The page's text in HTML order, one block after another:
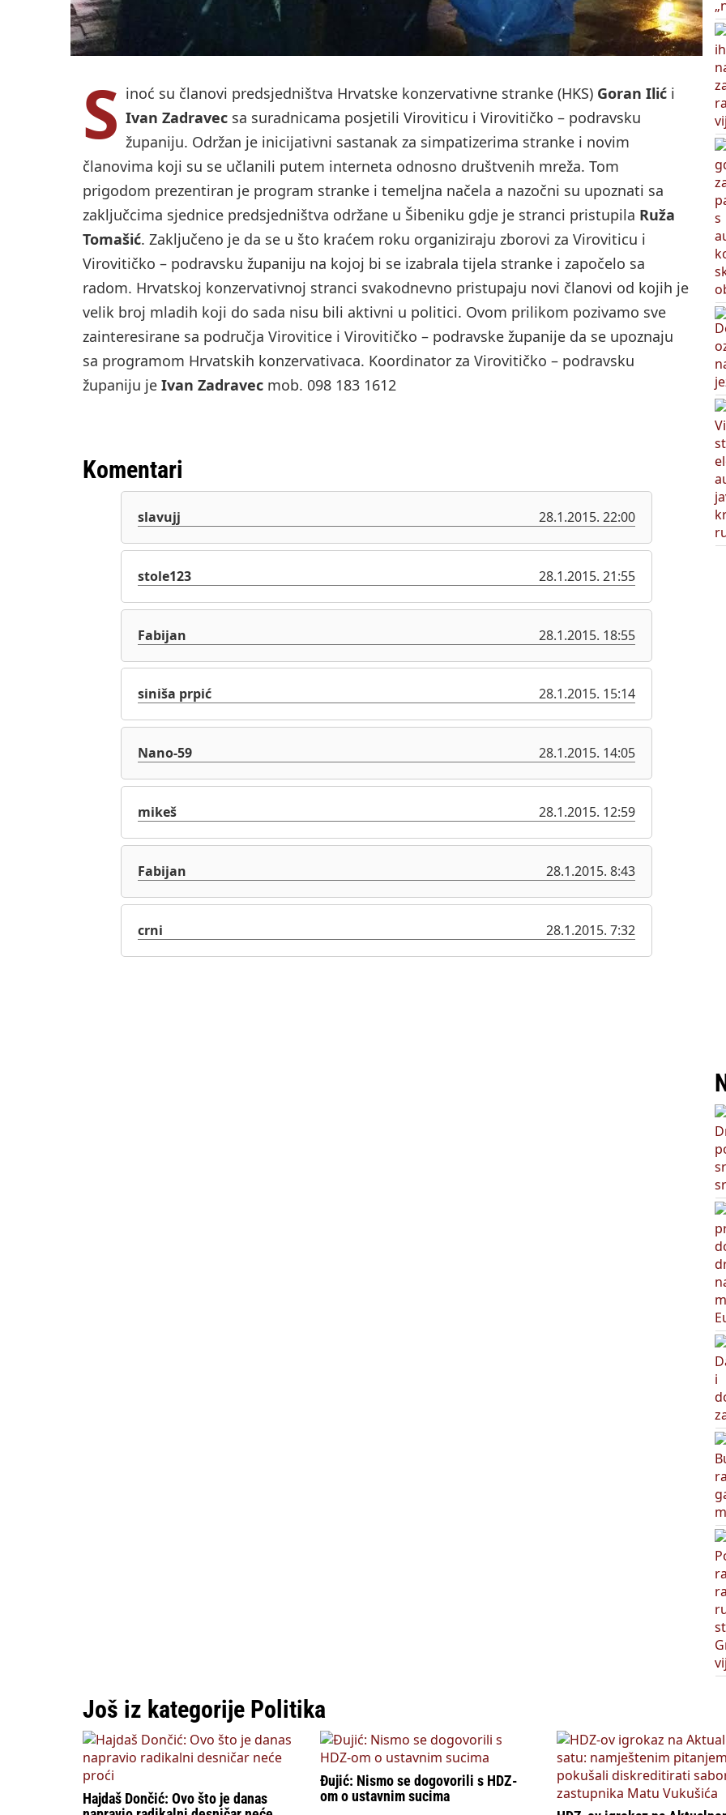
S inoć su članovi predsjedništva Hrvatske konzervativne stranke (HKS) Goran Ilić i
Ivan Zadravec sa suradnicama posjetili Viroviticu i Virovitičko – podravsku
županiju. Održan je inicijativni sastanak za simpatizerima stranke i novim
članovima koji su se učlanili putem interneta odnosno društvenih mreža. Tom
prigodom prezentiran je program stranke i temeljna načela a nazočni su upoznati sa
zaključcima sjednice predsjedništva održane u Šibeniku gdje je stranci pristupila Ruža
Tomašić. Zaključeno je da se u što kraćem roku organiziraju zborovi za Viroviticu i
Virovitičko – podravsku županiju na kojoj bi se izabrala tijela stranke i započelo sa
radom. Hrvatskoj konzervativnoj stranci svakodnevno pristupaju novi članovi od kojih je
velik broj mladih koji do sada nisu bili aktivni u politici. Ovom prilikom pozivamo sve
zainteresirane sa područja Virovitice i Virovitičko – podravske županije da se upoznaju
sa programom Hrvatskih konzervativaca. Koordinator za Virovitičko – podravsku
županiju je Ivan Zadravec mob. 098 183 1612
Komentari
slavujj 28.1.2015. 22:00
stole123 28.1.2015. 21:55
Fabijan 28.1.2015. 18:55
siniša prpić 28.1.2015. 15:14
Nano-59 28.1.2015. 14:05
mikeš 28.1.2015. 12:59
Fabijan 28.1.2015. 8:43
crni 28.1.2015. 7:32
Još iz kategorije Politika
Hajdaš Dončić: Ovo što je danas
Đujić: Nismo se dogovorili s HDZ-
om o ustavnim sucima